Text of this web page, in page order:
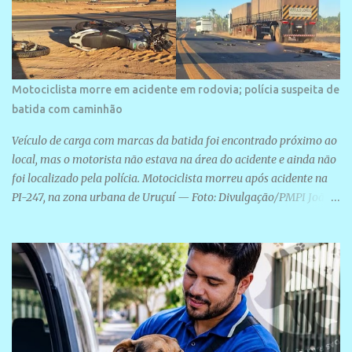
Motociclista morre em acidente em rodovia; polícia suspeita de
batida com caminhão
Veículo de carga com marcas da batida foi encontrado próximo ao
local, mas o motorista não estava na área do acidente e ainda não
foi localizado pela polícia. Motociclista morreu após acidente na
PI-247, na zona urbana de Uruçuí — Foto: Divulgação/PMPI João
A Polícia Militar informou que um caminhão com marcas de
colisão foi encontrado próximo ao local. Segundo o 10º Batalhão
da Polícia Militar (10º BPM), a equipe foi acionada por volta das 6h
para atender à ocorrência. Material de referência geográfica Ao
chegar ao local, os policiais constataram a morte do motociclista e
encontraram um caminhão com marcas da colisão próximo à área